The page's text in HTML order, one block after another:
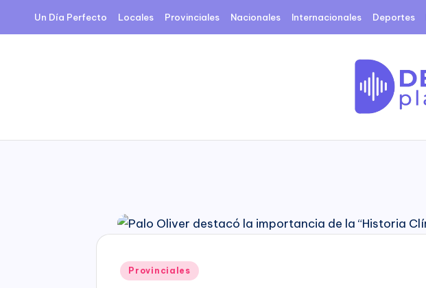
Skip
Un Día Perfecto Locales Provinciales Nacionales Internacionales Deportes
D
p
Posted
Provinciales